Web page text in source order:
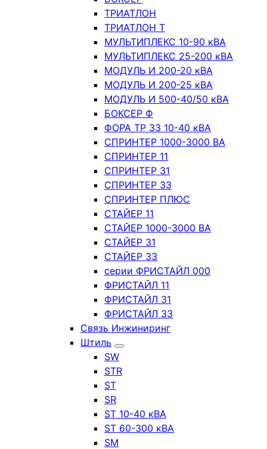
ТРИАТЛОН
ТРИАТЛОН Т
МУЛЬТИПЛЕКС 10-90 кВА
МУЛЬТИПЛЕКС 25-200 кВА
МОДУЛЬ И 200-20 кВА
МОДУЛЬ И 200-25 кВА
МОДУЛЬ И 500-40/50 кВА
БОКСЕР Ф
ФОРА ТР 33 10-40 кВА
СПРИНТЕР 1000-3000 ВА
СПРИНТЕР 11
СПРИНТЕР 31
СПРИНТЕР 33
СПРИНТЕР ПЛЮС
СТАЙЕР 11
СТАЙЕР 1000-3000 ВА
СТАЙЕР 31
СТАЙЕР 33
серии ФРИСТАЙЛ 000
ФРИСТАЙЛ 11
ФРИСТАЙЛ 31
ФРИСТАЙЛ 33
Связь Инжиниринг
Штиль
SW
STR
ST
SR
ST 10-40 кВА
ST 60-300 кВА
SM